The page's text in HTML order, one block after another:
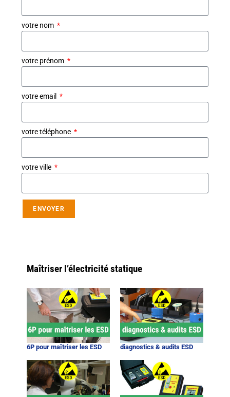
votre nom
votre prénom
votre email
votre téléphone
votre ville
ENVOYER
Maîtriser l’électricité statique
6P pour maîtriser les ESD diagnostics & audits ESD